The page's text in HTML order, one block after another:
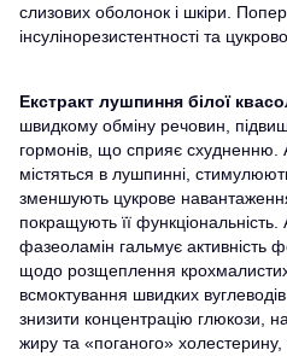
слизових оболонок і шкіри.
інсулінорезистентності та
Екстракт лушпиння білої
швидкому обміну речовин,
гормонів, що сприяє схудненню.
містяться в лушпинні,
зменшують цукрове
покращують її
фазеоламін гальмує активність
щодо розщеплення
всмоктування швидких
знизити концентрацію глюкози,
жиру та «поганого»